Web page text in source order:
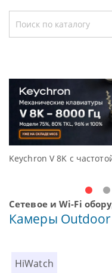
Keychron V 8K с
Сетевое и Wi-Fi
Камеры Outdoor
HiWatch